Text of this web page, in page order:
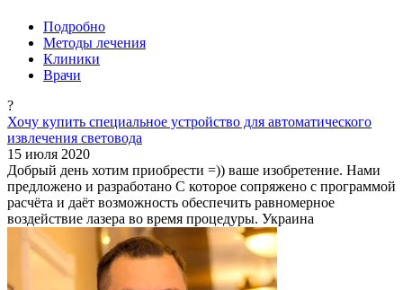
Подробно
Методы лечения
Клиники
Врачи
?
Хочу купить специальное устройство для автоматического
извлечения световода
15 июля 2020
Добрый день хотим приобрести =)) ваше изобретение. Нами
предложено и разработано С которое сопряжено с программой
расчёта и даёт возможность обеспечить равномерное
воздействие лазера во время процедуры. Украина